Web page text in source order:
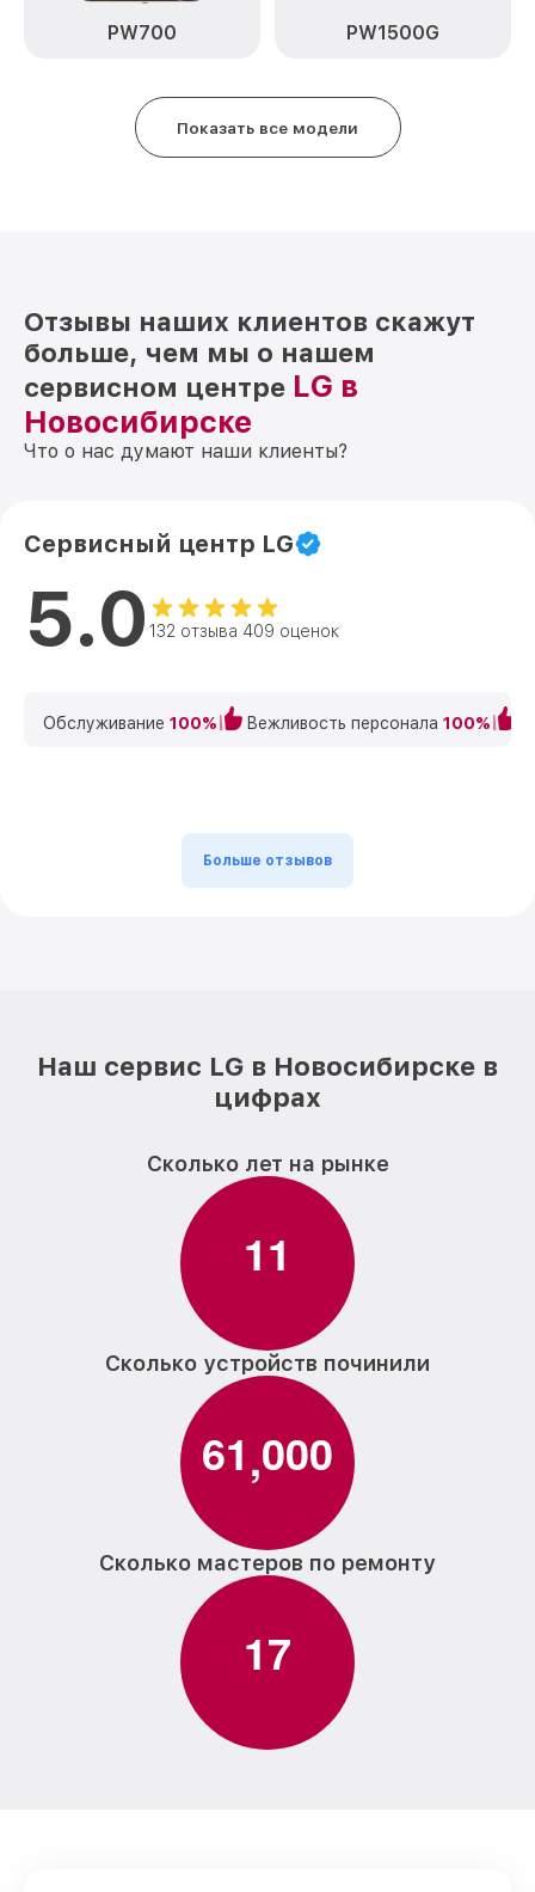
PW700 PW1500G
Показать все модели
Отзывы наших клиентов скажут
больше, чем мы о нашем
сервисном центре LG в
Новосибирске
Что о нас думают наши клиенты?
Сервисный центр LG
5.0 132 отзыва 409 оценок
Обслуживание 100% Вежливость персонала 100%
Больше отзывов
Наш сервис LG в Новосибирске в
цифрах
Сколько лет на рынке
11
Сколько устройств починили
61,000
Сколько мастеров по ремонту
17